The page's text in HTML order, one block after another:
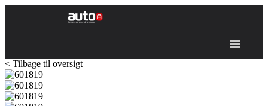
< Tilbage til oversigt